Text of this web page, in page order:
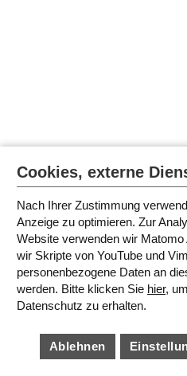
Cookies, externe
Nach Ihrer Zustimmung
Anzeige zu optimieren. Zur
Website verwenden wir
wir Skripte von YouTube und
personenbezogene Daten an
werden. Bitte klicken Sie hier,
Datenschutz zu erhalten.
Ablehnen